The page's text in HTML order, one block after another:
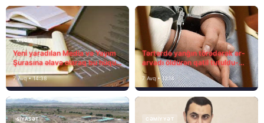
MEDİA
Yeni yaradılan Media və Yayım
Şurasına əlavə olaraq bu hüquq
və vəzifələr də verilib
7 Avq • 14:38
Tərtərdə yanğın törədərək ər-
arvadı öldürən qatil tutuldu-
SON DƏQİQƏ
7 Avq • 12:14
SIYASƏT CƏMIYYƏT